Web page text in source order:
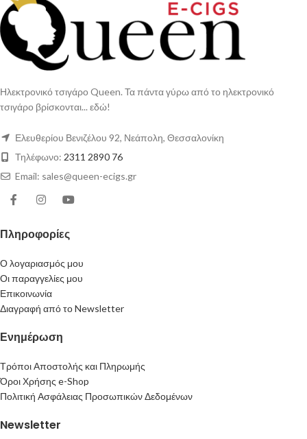
Ηλεκτρονικό τσιγάρο Queen. Τα πάντα γύρω από το ηλεκτρονικό
τσιγάρο βρίσκονται... εδώ!
Ελευθερίου Βενιζέλου 92, Νεάπολη, Θεσσαλονίκη
Τηλέφωνο: 2311 2890 76
Email: sales@queen-ecigs.gr
Πληροφορίες
Ο λογαριασμός μου
Οι παραγγελίες μου
Επικοινωνία
Διαγραφή από το Newsletter
Ενημέρωση
Τρόποι Αποστολής και Πληρωμής
Όροι Χρήσης e-Shop
Πολιτική Ασφάλειας Προσωπικών Δεδομένων
Newsletter